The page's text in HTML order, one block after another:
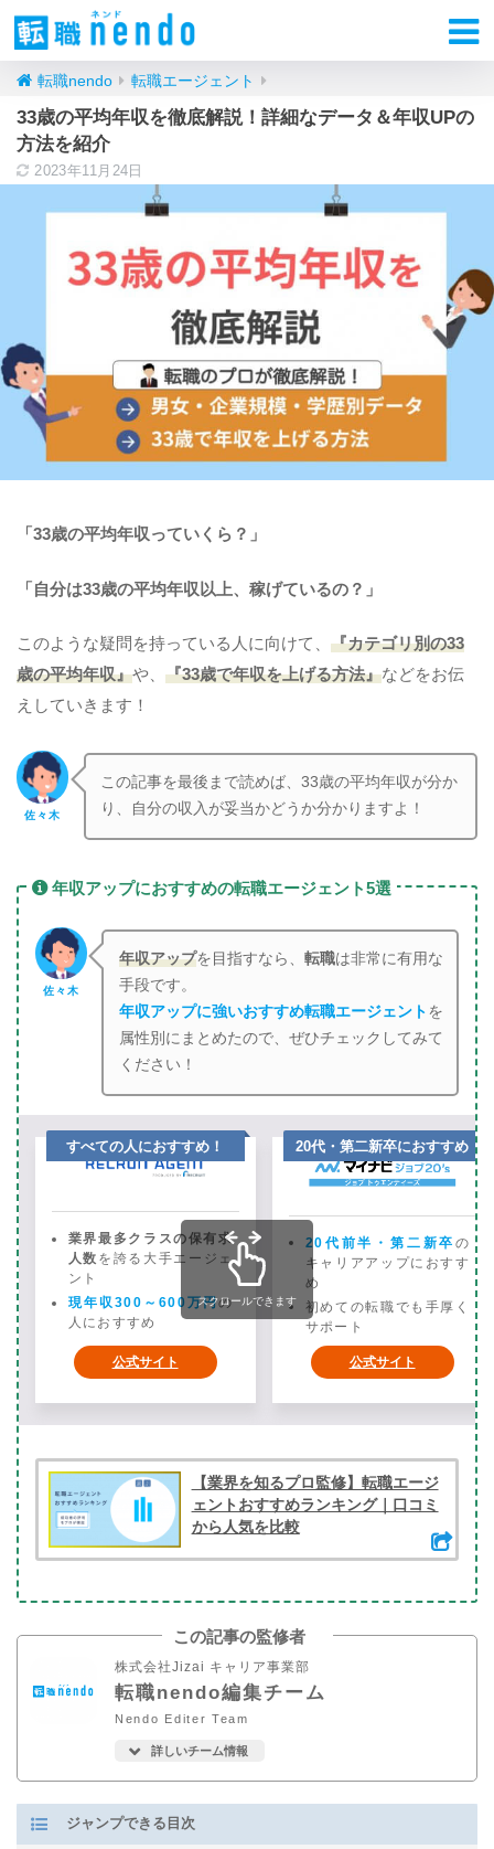
転職nendo 転職エージェント
33歳の平均年収を徹底解説！詳細なデータ＆年収UPの
方法を紹介
2023年11月24日
「33歳の平均年収っていくら？」
「自分は33歳の平均年収以上、稼げているの？」
このような疑問を持っている人に向けて、 『カテゴリ別の33
歳の平均年収』や、 『33歳で年収を上げる方法』などをお伝
えしていきます！
佐々木
この記事を最後まで読めば、33歳の平均年収が分か
り、自分の収入が妥当かどうか分かりますよ！
年収アップにおすすめの転職エージェント5選
佐々木
年収アップを目指すなら、転職は非常に有用な
手段です。
年収アップに強いおすすめ転職エージェント を
属性別にまとめたので、ぜひチェックしてみて
ください！
すべての人におすすめ！
業界最多クラスの保有求
人数 を誇る大手エージェ
ント
現年収300～600万円の
人におすすめ
公式サイト
20代・第二新卒におすすめ
20代前半・第二新卒の
キャリアアップにおすす
め
初めての転職でも手厚く
サポート
公式サイト
スクロールできます
【業界を知るプロ監修】転職エージ
ェントおすすめランキング｜口コミ
から人気を比較
この記事の監修者
株式会社Jizai キャリア事業部
転職nendo編集チーム
Nendo Editer Team
詳しいチーム情報
ジャンプできる目次